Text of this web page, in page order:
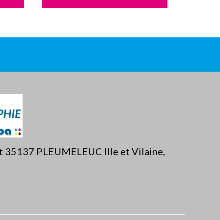
35137 PLEUMELEUC Ille et Vilaine,